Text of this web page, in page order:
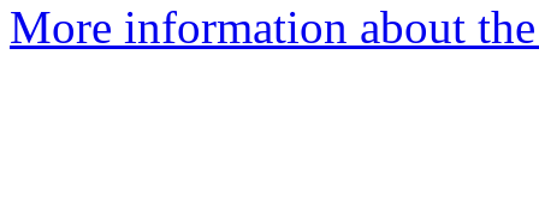
More information about